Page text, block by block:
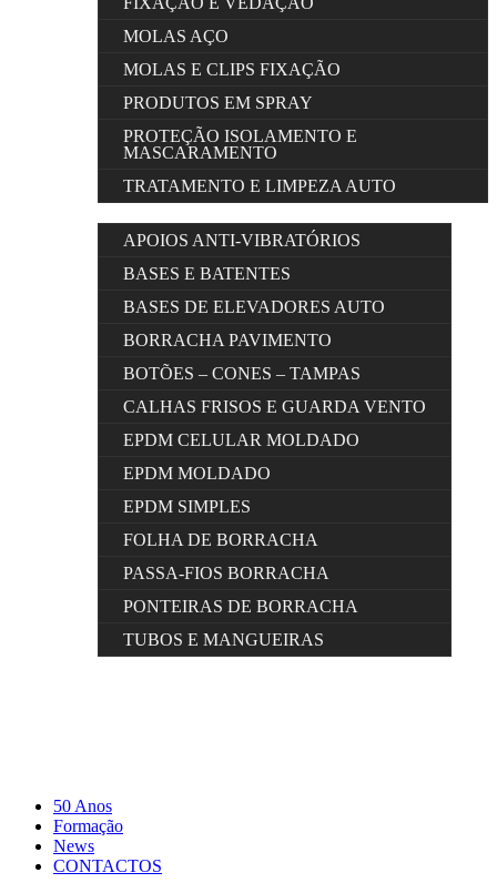
MOLAS AÇO
MOLAS E CLIPS FIXAÇÃO
PRODUTOS EM SPRAY
PROTEÇÃO ISOLAMENTO E
MASCARAMENTO
TRATAMENTO E LIMPEZA AUTO
APOIOS ANTI-VIBRATÓRIOS
BASES E BATENTES
BASES DE ELEVADORES AUTO
BORRACHA PAVIMENTO
BOTÕES – CONES – TAMPAS
CALHAS FRISOS E GUARDA VENTO
EPDM CELULAR MOLDADO
EPDM MOLDADO
EPDM SIMPLES
FOLHA DE BORRACHA
PASSA-FIOS BORRACHA
PONTEIRAS DE BORRACHA
TUBOS E MANGUEIRAS
50 Anos
Formação
News
CONTACTOS